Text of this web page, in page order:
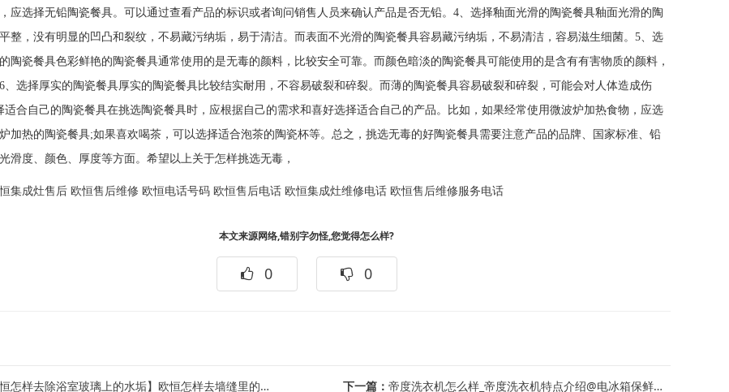
应选择无铅陶瓷餐具。可以通过查看产品的标识或者询问销售人员来确认产品是否无铅。4、选择釉面光滑的陶瓷餐具釉面光滑的陶
整，没有明显的凹凸和裂纹，不易藏污纳垢，易于清洁。而表面不光滑的陶瓷餐具容易藏污纳垢，不易清洁，容易滋生细菌。5、选
陶瓷餐具色彩鲜艳的陶瓷餐具通常使用的是无毒的颜料，比较安全可靠。而颜色暗淡的陶瓷餐具可能使用的是含有有害物质的颜料，
、选择厚实的陶瓷餐具厚实的陶瓷餐具比较结实耐用，不容易破裂和碎裂。而薄的陶瓷餐具容易破裂和碎裂，可能会对人体造成伤
适合自己的陶瓷餐具在挑选陶瓷餐具时，应根据自己的需求和喜好选择适合自己的产品。比如，如果经常使用微波炉加热食物，应选
加热的陶瓷餐具;如果喜欢喝茶，可以选择适合泡茶的陶瓷杯等。总之，挑选无毒的好陶瓷餐具需要注意产品的品牌、国家标准、铅
滑度、颜色、厚度等方面。希望以上关于怎样挑选无毒，
集成灶售后 欧恒售后维修 欧恒电话号码 欧恒售后电话 欧恒集成灶维修电话 欧恒售后维修服务电话
本文来源网络,错别字勿怪,您觉得怎么样?
0 0
怎样去除浴室玻璃上的水垢】欧恒怎样去墙缝里的蚂蚁窝 下一篇： 帝度洗衣机怎么样_帝度洗衣机特点介绍@电冰箱保鲜里面结冰怎么办-电冰箱保鲜里面结...